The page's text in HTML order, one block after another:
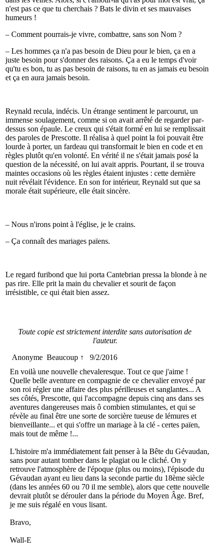
n'est pas ce que tu cherchais ? Bats le divin et ses mauvaises
humeurs !
– Comment pourrais-je vivre, combattre, sans son Nom ?
– Les hommes ça n'a pas besoin de Dieu pour le bien, ça en a
juste besoin pour s'donner des raisons. Ça a eu le temps d'voir
qu'tu es bon, tu as pas besoin de raisons, tu en as jamais eu besoin
et ça en aura jamais besoin.
Reynald recula, indécis. Un étrange sentiment le parcourut, un
immense soulagement, comme si on avait arrêté de regarder par-
dessus son épaule. Le creux qui s'était formé en lui se remplissait
des paroles de Prescotte. Il réalisa à quel point la foi pouvait être
lourde à porter, un fardeau qui transformait le bien en code et en
règles plutôt qu'en volonté. En vérité il ne s'était jamais posé la
question de la nécessité, on lui avait appris. Pourtant, il se trouva
maintes occasions où les règles étaient injustes : cette dernière
nuit révélait l'évidence. En son for intérieur, Reynald sut que sa
morale était supérieure, elle était sincère.
– Nous n'irons point à l'église, je le crains.
– Ça connaît des mariages païens.
Le regard furibond que lui porta Cantebrian pressa la blonde à ne
pas rire. Elle prit la main du chevalier et sourit de façon
irrésistible, ce qui était bien assez.
Toute copie est strictement interdite sans autorisation de
l'auteur.
Anonyme Beaucoup ↑
9/2/2016
En voilà une nouvelle chevaleresque. Tout ce que j'aime !
Quelle belle aventure en compagnie de ce chevalier envoyé par
son roi régler une affaire des plus périlleuses et sanglantes... A
ses côtés, Prescotte, qui l'accompagne depuis cinq ans dans ses
aventures dangereuses mais ô combien stimulantes, et qui se
révèle au final être une sorte de sorcière tueuse de lémures et
bienveillante... et qui s'offre un mariage à la clé - certes païen,
mais tout de même !...
L'histoire m'a immédiatement fait penser à la Bête du Gévaudan,
sans pour autant tomber dans le plagiat ou le cliché. On y
retrouve l'atmosphère de l'époque (plus ou moins), l'épisode du
Gévaudan ayant eu lieu dans la seconde partie du 18ème siècle
(dans les années 60 ou 70 il me semble), alors que cette nouvelle
devrait plutôt se dérouler dans la période du Moyen Âge. Bref,
je me suis régalé en vous lisant.
Bravo,
Wall-E